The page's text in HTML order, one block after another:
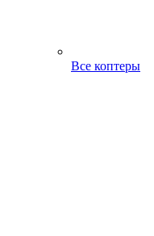
Все коптеры